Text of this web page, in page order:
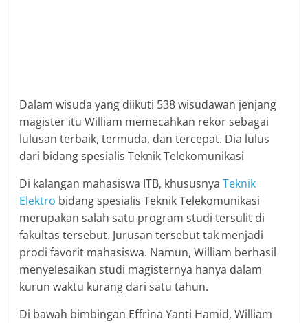
Dalam wisuda yang diikuti 538 wisudawan jenjang
magister itu William memecahkan rekor sebagai
lulusan terbaik, termuda, dan tercepat. Dia lulus
dari bidang spesialis Teknik Telekomunikasi
Di kalangan mahasiswa ITB, khususnya Teknik
Elektro bidang spesialis Teknik Telekomunikasi
merupakan salah satu program studi tersulit di
fakultas tersebut. Jurusan tersebut tak menjadi
prodi favorit mahasiswa. Namun, William berhasil
menyelesaikan studi magisternya hanya dalam
kurun waktu kurang dari satu tahun.
Di bawah bimbingan Effrina Yanti Hamid, William